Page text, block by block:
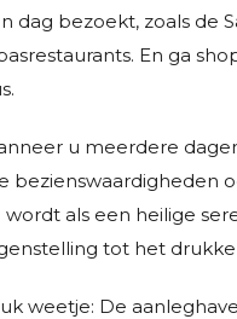
dag bezoekt, zoals de
En ga
u meerdere
bezienswaardigheden
wordt als een heilige
tot het
weetje: De